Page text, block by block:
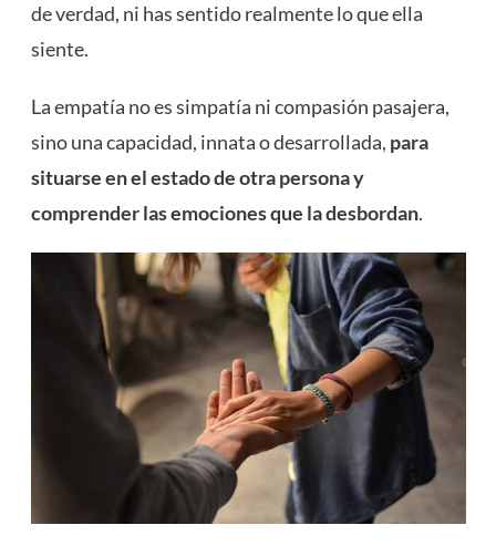
de verdad, ni has sentido realmente lo que ella
siente.
La empatía no es simpatía ni compasión pasajera,
sino una capacidad, innata o desarrollada, para
situarse en el estado de otra persona y
comprender las emociones que la desbordan.